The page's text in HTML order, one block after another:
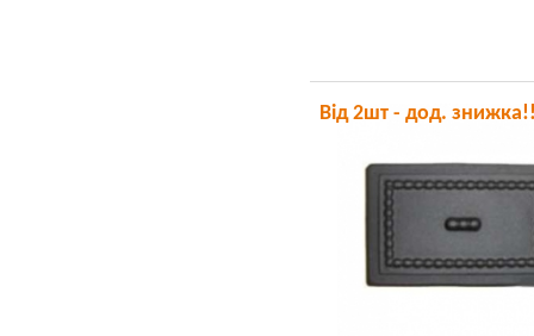
Від 2шт - дод.